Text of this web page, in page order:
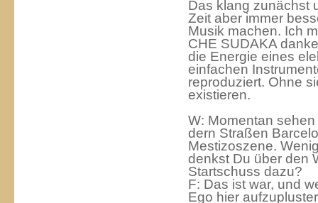
Das klang zunächst
Zeit aber immer
Musik machen. Ich
CHE SUDAKA
die Energie eines
einfachen
reproduziert. Ohne
existieren.
W: Momentan
dern Straßen
Mestizoszene.
denkst Du über den
Startschuss dazu?
F: Das ist war, und
Ego hier